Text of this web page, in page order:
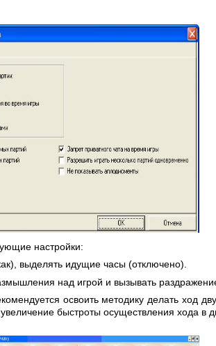
настройки:
выделять идущие часы (отключено).
над игрой и вызывать
освоить методику делать ход
быстроты осуществления хода в